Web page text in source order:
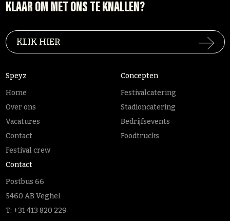
KLAAR OM MET ONS TE KNALLEN?
KLIK HIER
Speyz
Home
Over ons
Vacatures
Contact
Festival crew
Concepten
Festivalcatering
Stadioncatering
Bedrijfsevents
Foodtrucks
Contact
Postbus 66
5460 AB Veghel
T: +31 413 820 229